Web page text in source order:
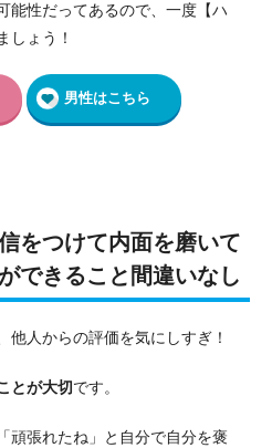
能性だってあるので、一度【ハ
しょう！
男性はこちら
をつけて内面を磨いて
できること間違いなし
他人からの評価を気にしすぎ！
とが大切です。
頑張れたね」と自分で自分を褒